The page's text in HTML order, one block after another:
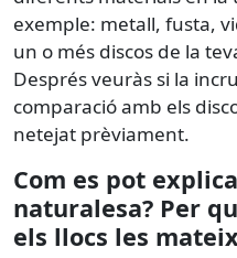
exemple: metall, fusta,
un o més discos de la
Després veuràs si la
comparació amb els
netejat prèviament.
Com es pot
naturalesa? Per
els llocs les